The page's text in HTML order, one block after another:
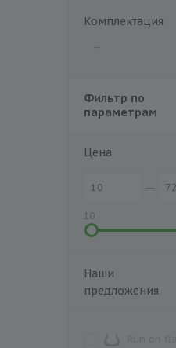
Комплектация
Фильтр по
параметрам
Цена
10
Наши
предложения